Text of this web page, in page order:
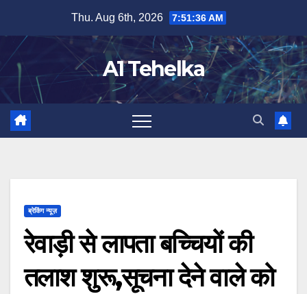
content
Thu. Aug 6th, 2026 7:51:37 AM
A1 Tehelka
ब्रेकिंग न्यूज़
रेवाड़ी से लापता बच्चियों की
तलाश शुरू,सूचना देने वाले को